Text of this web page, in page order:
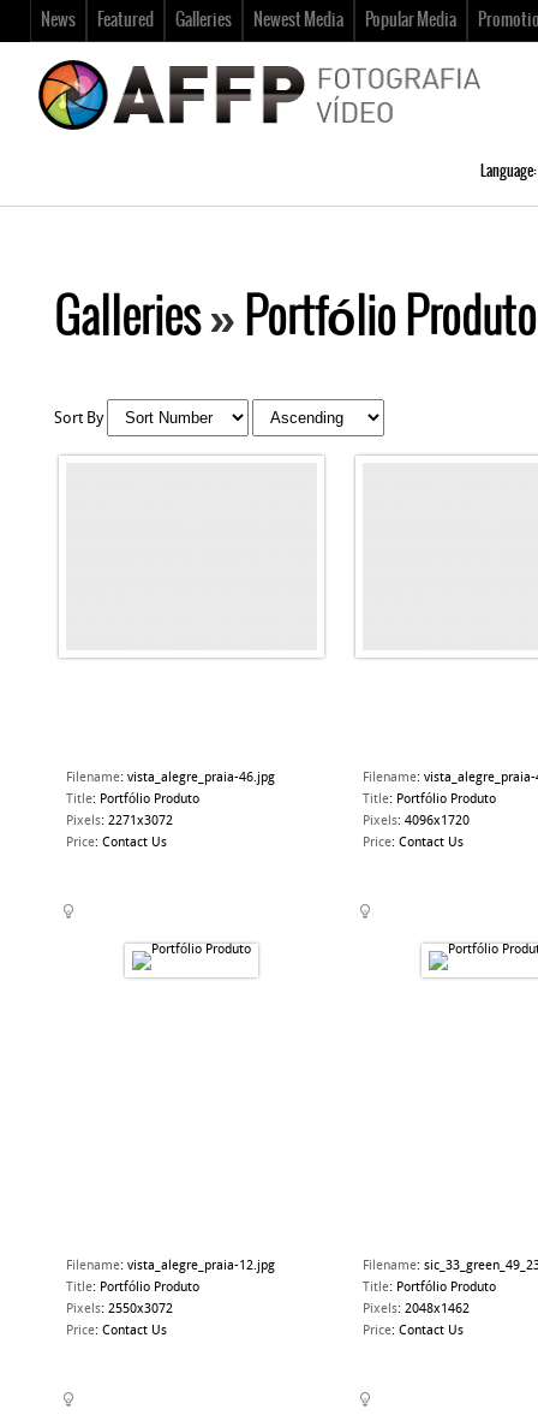
News Featured Galleries Newest Media Popular Media
Language:
Galleries» Portfólio Produto
Sort By
Filename: vista_alegre_praia-46.jpg
Title: Portfólio Produto
Pixels: 2271x3072
Price: Contact Us
Filename: vista_alegre_praia-
Title: Portfólio Produto
Pixels: 4096x1720
Price: Contact Us
Filename: vista_alegre_praia-12.jpg
Title: Portfólio Produto
Pixels: 2550x3072
Price: Contact Us
Filename:
Title: Portfólio Produto
Pixels: 2048x1462
Price: Contact Us